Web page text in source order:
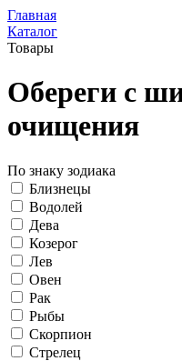
Главная
Каталог
Товары
Обереги с
очищения
По знаку зодиака
Близнецы
Водолей
Дева
Козерог
Лев
Овен
Рак
Рыбы
Скорпион
Стрелец